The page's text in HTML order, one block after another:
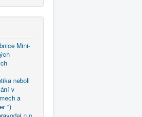
Mini-
neboli
v
a
*)